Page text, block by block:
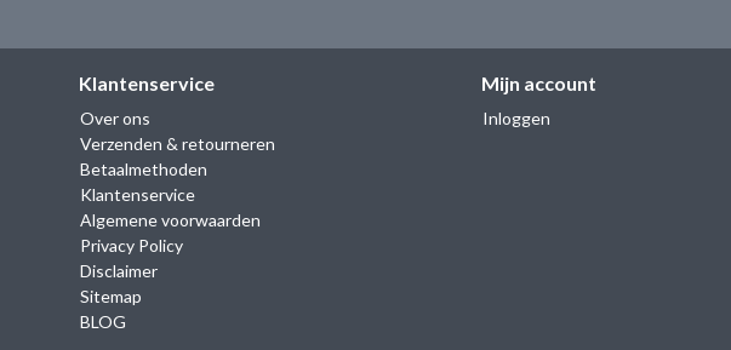
Klantenservice
Over ons
Verzenden & retourneren
Betaalmethoden
Klantenservice
Algemene voorwaarden
Privacy Policy
Disclaimer
Sitemap
BLOG
Mijn account
Inloggen